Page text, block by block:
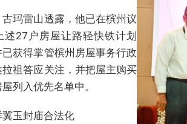
玛雷山透露，他已在槟州议
述27户房屋让路轻快铁计划
获得掌管槟州房屋事务行政
祖答应关注，并把屋主购买
列入优先名单中。
玉封庙合法化